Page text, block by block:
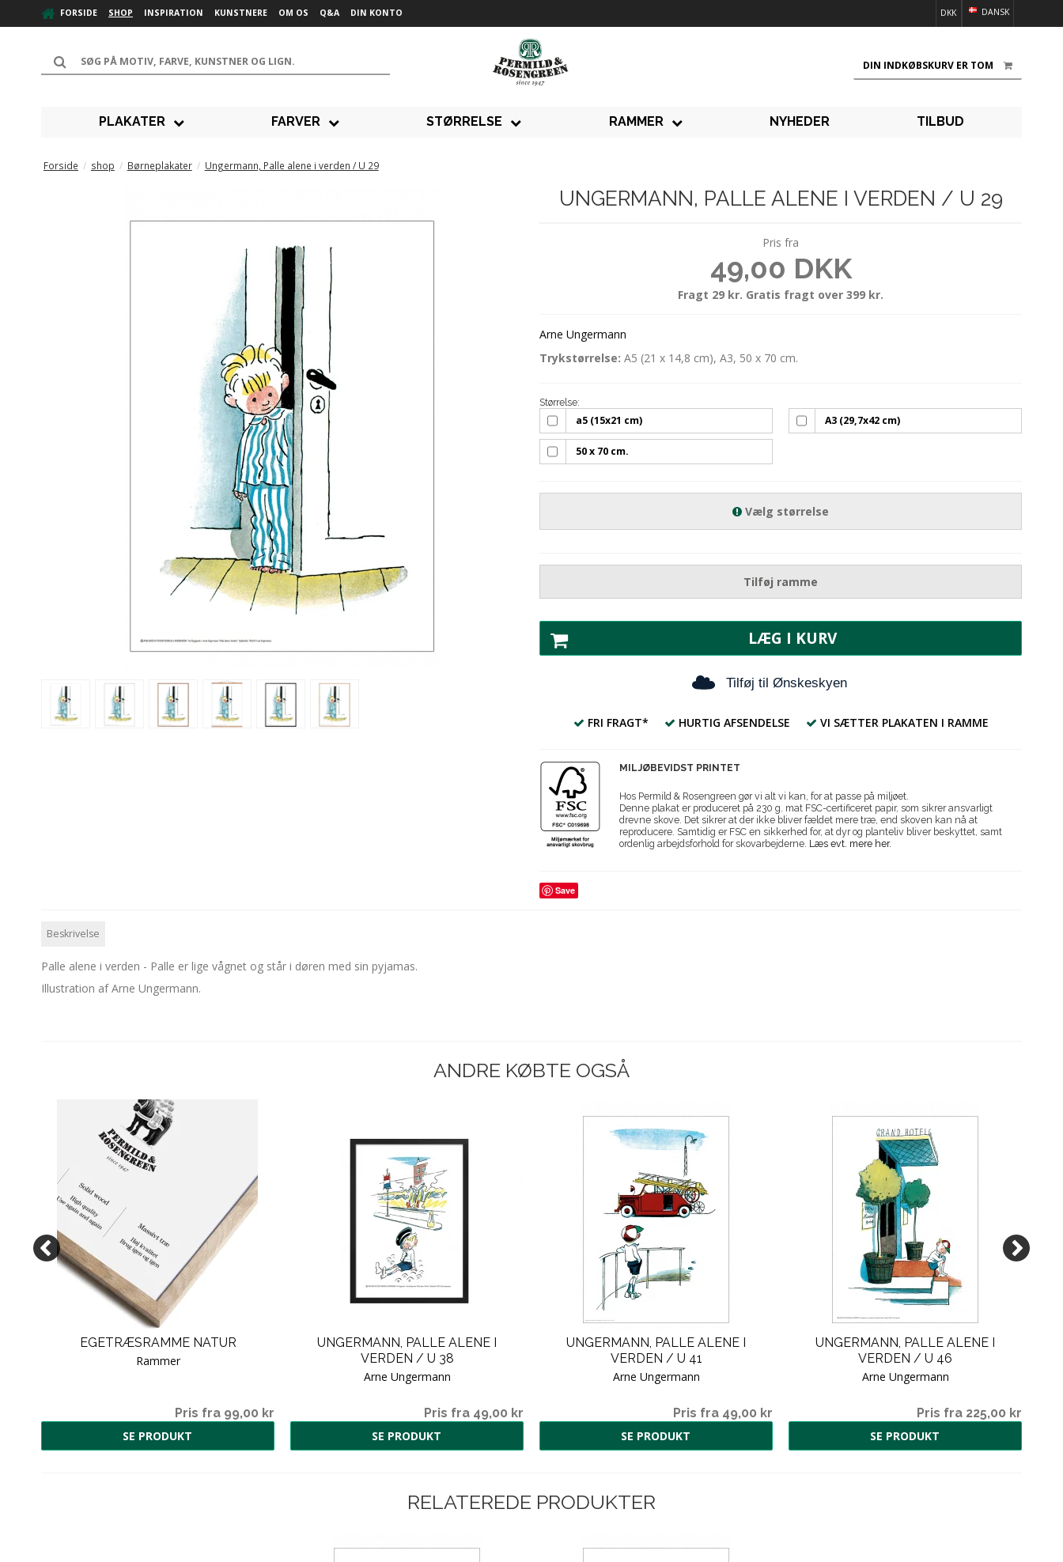
FORSIDE SHOP INSPIRATION KUNSTNERE OM OS Q&A DIN KONTO DANSK
DKK
DIN INDKØBSKURV ER TOM
PLAKATER FARVER STØRRELSE RAMMER NYHEDER TILBUD
Forside / shop / Børneplakater / Ungermann, Palle alene i verden / U 29
UNGERMANN, PALLE ALENE I VERDEN / U 29
Pris fra
49,00 DKK
Fragt 29 kr. Gratis fragt over 399 kr.
Arne Ungermann
Trykstørrelse: A5 (21 x 14,8 cm), A3, 50 x 70 cm.
Størrelse:
a5 (15x21 cm) A3 (29,7x42 cm)
50 x 70 cm.
Vælg størrelse
Tilføj ramme
LÆG I KURV
Tilføj til Ønskeskyen
FRI FRAGT* HURTIG AFSENDELSE VI SÆTTER PLAKATEN I RAMME
MILJØBEVIDST PRINTET
Hos Permild & Rosengreen gør vi alt vi kan, for at passe på miljøet.
Denne plakat er produceret på 230 g. mat FSC-certificeret papir, som sikrer ansvarligt
drevne skove. Det sikrer at der ikke bliver fældet mere træ, end skoven kan nå at
reproducere. Samtidig er FSC en sikkerhed for, at dyr og planteliv bliver beskyttet, samt
ordenlig arbejdsforhold for skovarbejderne. Læs evt. mere her.
Save
Beskrivelse
Palle alene i verden - Palle er lige vågnet og står i døren med sin pyjamas.
Illustration af Arne Ungermann.
ANDRE KØBTE OGSÅ
EGETRÆSRAMME NATUR
Rammer
Pris fra 99,00 kr
SE PRODUKT
UNGERMANN, PALLE ALENE I
VERDEN / U 38
Arne Ungermann
Pris fra 49,00 kr
SE PRODUKT
UNGERMANN, PALLE ALENE I
VERDEN / U 41
Arne Ungermann
Pris fra 49,00 kr
SE PRODUKT
UNGERMANN, PALLE ALENE I
VERDEN / U 46
Arne Ungermann
Pris fra 225,00 kr
SE PRODUKT
RELATEREDE PRODUKTER